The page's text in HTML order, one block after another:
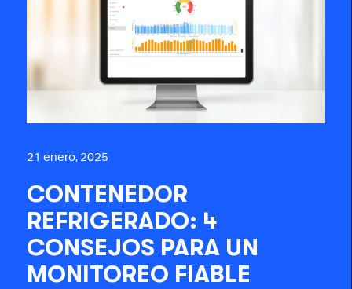
21 enero, 2025
CONTENEDOR
REFRIGERADO: 4
CONSEJOS PARA UN
MONITOREO FIABLE